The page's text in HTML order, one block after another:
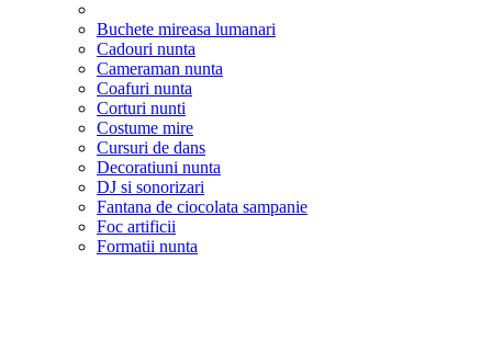
Buchete mireasa lumanari
Cadouri nunta
Cameraman nunta
Coafuri nunta
Corturi nunti
Costume mire
Cursuri de dans
Decoratiuni nunta
DJ si sonorizari
Fantana de ciocolata sampanie
Foc artificii
Formatii nunta